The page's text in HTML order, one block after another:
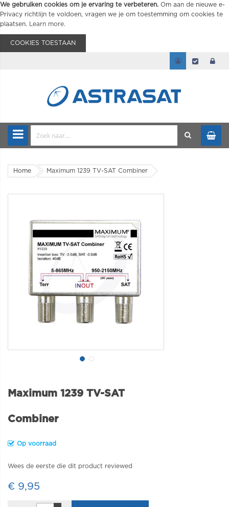
We gebruiken cookies om je ervaring te verbeteren. Om aan de nieuwe e-
Privacy richtlijn te voldoen, vragen we je om toestemming om cookies te
plaatsen.
Learn more.
COOKIES TOESTAAN
Home Maximum 1239 TV-SAT Combiner
Maximum 1239 TV-SAT
Combiner
Op voorraad
Wees de eerste die dit product reviewed
€ 9,95